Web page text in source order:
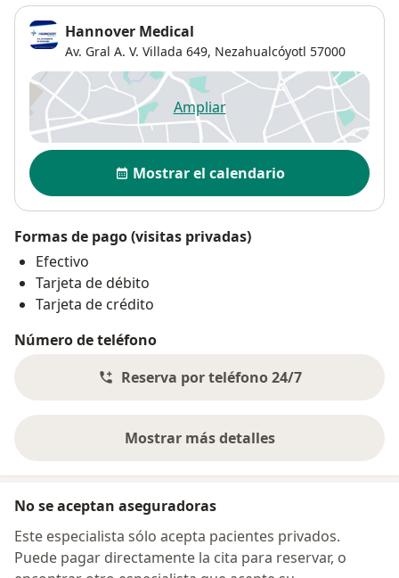
Hannover Medical
Av. Gral A. V. Villada 649, Nezahualcóyotl 57000
Ampliarse abre en una nueva
Disponibilidad
Mostrar el calendario
Formas de pago (visitas privadas)
Efectivo
Tarjeta de débito
Tarjeta de crédito
Número de teléfono
Reserva por teléfono 24/7
Mostrar más detalles
sobre la dirección
No se aceptan aseguradoras
Este especialista sólo acepta pacientes privados.
Puede pagar directamente la cita para reservar, o